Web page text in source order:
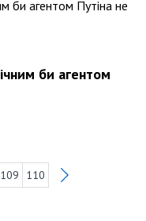
би агентом
109 110